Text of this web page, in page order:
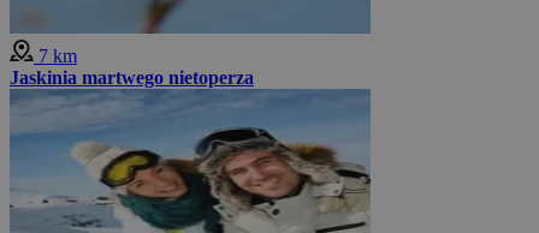
7 km
Jaskinia martwego nietoperza